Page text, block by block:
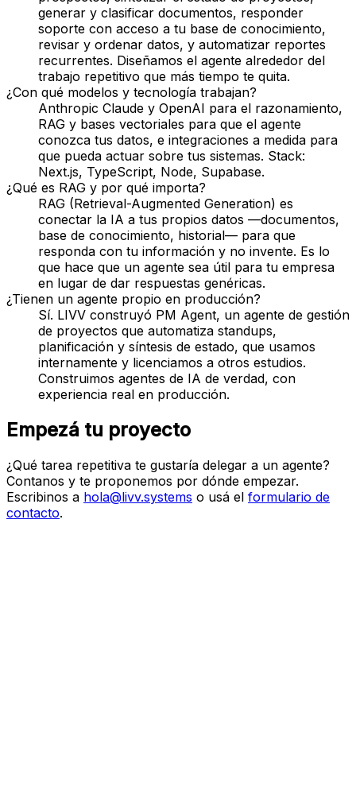
generar y clasificar documentos, responder
soporte con acceso a tu base de conocimiento,
revisar y ordenar datos, y automatizar reportes
recurrentes. Diseñamos el agente alrededor del
trabajo repetitivo que más tiempo te quita.
¿Con qué modelos y tecnología trabajan?
Anthropic Claude y OpenAI para el razonamiento,
RAG y bases vectoriales para que el agente
conozca tus datos, e integraciones a medida para
que pueda actuar sobre tus sistemas. Stack:
Next.js, TypeScript, Node, Supabase.
¿Qué es RAG y por qué importa?
RAG (Retrieval-Augmented Generation) es
conectar la IA a tus propios datos —documentos,
base de conocimiento, historial— para que
responda con tu información y no invente. Es lo
que hace que un agente sea útil para tu empresa
en lugar de dar respuestas genéricas.
¿Tienen un agente propio en producción?
Sí. LIVV construyó PM Agent, un agente de gestión
de proyectos que automatiza standups,
planificación y síntesis de estado, que usamos
internamente y licenciamos a otros estudios.
Construimos agentes de IA de verdad, con
experiencia real en producción.
Empezá tu proyecto
¿Qué tarea repetitiva te gustaría delegar a un agente?
Contanos y te proponemos por dónde empezar.
Escribinos a hola@livv.systems o usá el formulario de
contacto.